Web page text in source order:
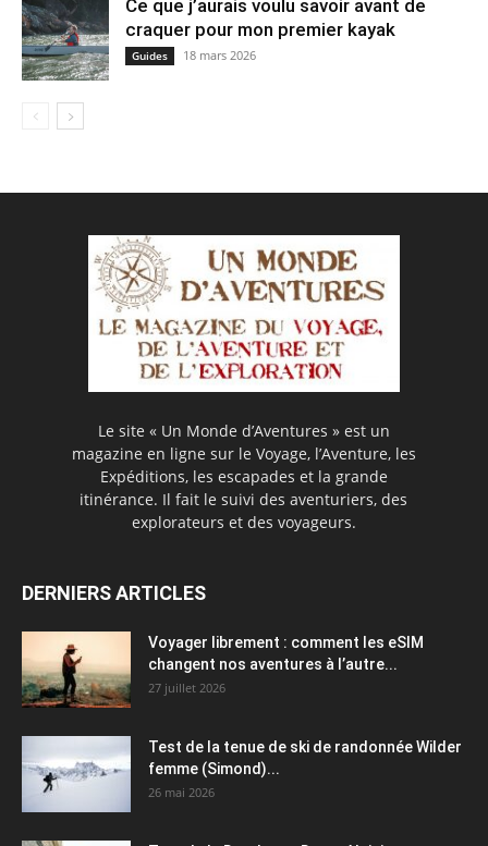
Ce que j’aurais voulu savoir avant de
craquer pour mon premier kayak
Guides 18 mars 2026
Le site « Un Monde d’Aventures » est un
magazine en ligne sur le Voyage, l’Aventure, les
Expéditions, les escapades et la grande
itinérance. Il fait le suivi des aventuriers, des
explorateurs et des voyageurs.
DERNIERS ARTICLES
Voyager librement : comment les eSIM
changent nos aventures à l’autre...
27 juillet 2026
Test de la tenue de ski de randonnée Wilder
femme (Simond)...
26 mai 2026